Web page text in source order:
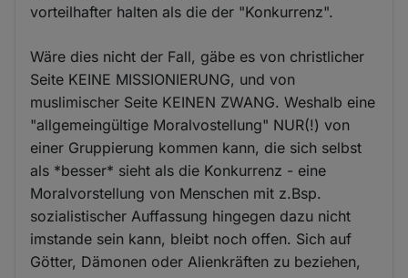
vorteilhafter halten als die der "Konkurrenz".
Wäre dies nicht der Fall, gäbe es von christlicher
Seite KEINE MISSIONIERUNG, und von
muslimischer Seite KEINEN ZWANG. Weshalb eine
"allgemeingültige Moralvostellung" NUR(!) von
einer Gruppierung kommen kann, die sich selbst
als *besser* sieht als die Konkurrenz - eine
Moralvorstellung von Menschen mit z.Bsp.
sozialistischer Auffassung hingegen dazu nicht
imstande sein kann, bleibt noch offen. Sich auf
Götter, Dämonen oder Alienkräften zu beziehen,